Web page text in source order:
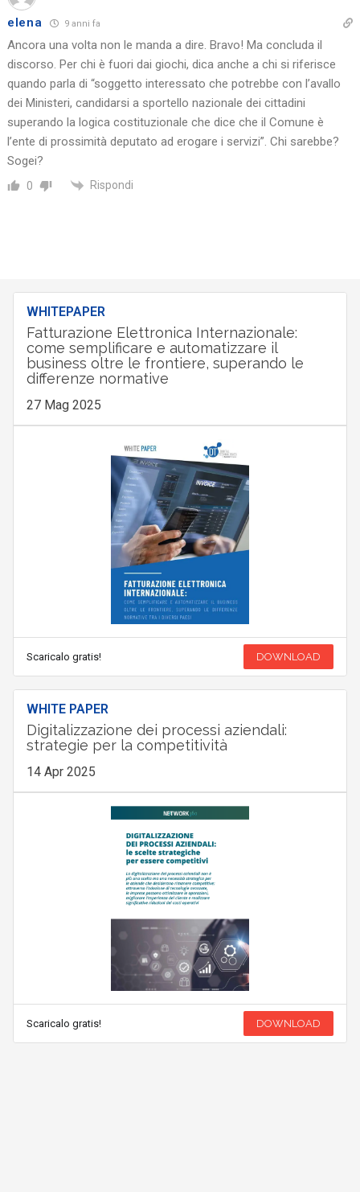
elena 9 anni fa
Ancora una volta non le manda a dire. Bravo! Ma concluda il
discorso. Per chi è fuori dai giochi, dica anche a chi si riferisce
quando parla di “soggetto interessato che potrebbe con l’avallo
dei Ministeri, candidarsi a sportello nazionale dei cittadini
superando la logica costituzionale che dice che il Comune è
l’ente di prossimità deputato ad erogare i servizi”. Chi sarebbe?
Sogei?
0 Rispondi
WHITEPAPER
Fatturazione Elettronica Internazionale:
come semplificare e automatizzare il
business oltre le frontiere, superando le
differenze normative
27 Mag 2025
Scaricalo gratis! DOWNLOAD
WHITE PAPER
Digitalizzazione dei processi aziendali:
strategie per la competitività
14 Apr 2025
Scaricalo gratis! DOWNLOAD